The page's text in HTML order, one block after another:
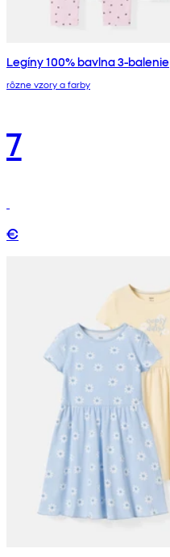
Legíny 100% bavlna 3-balenie
rôzne vzory a farby
7
€